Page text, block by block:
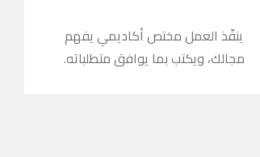
ينفّذ العمل مختص أكاديمي يفهم
مجالك، ويكتب بما يوافق متطلباته.